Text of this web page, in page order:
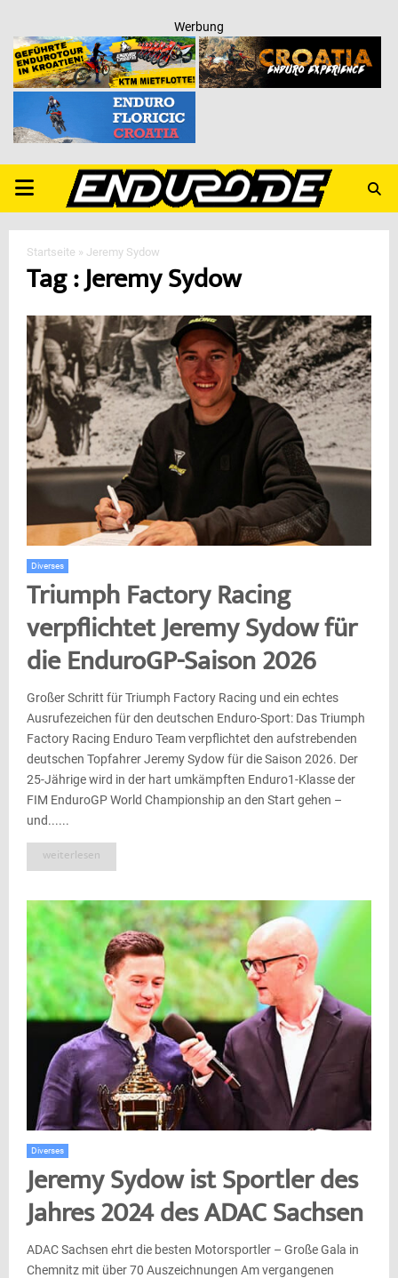
Werbung
PRIMARY
MENU
Startseite » Jeremy Sydow
Tag : Jeremy Sydow
Diverses
Triumph Factory Racing
verpflichtet Jeremy Sydow für
die EnduroGP-Saison 2026
Großer Schritt für Triumph Factory Racing und ein echtes
Ausrufezeichen für den deutschen Enduro-Sport: Das Triumph
Factory Racing Enduro Team verpflichtet den aufstrebenden
deutschen Topfahrer Jeremy Sydow für die Saison 2026. Der
25-Jährige wird in der hart umkämpften Enduro1-Klasse der
FIM EnduroGP World Championship an den Start gehen –
und......
weiterlesen
Diverses
Jeremy Sydow ist Sportler des
Jahres 2024 des ADAC Sachsen
ADAC Sachsen ehrt die besten Motorsportler – Große Gala in
Chemnitz mit über 70 Auszeichnungen Am vergangenen